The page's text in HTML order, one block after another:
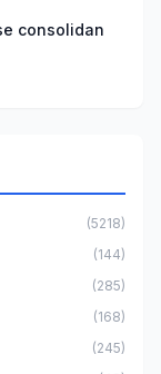
consolidan
(5218)
(144)
(285)
(168)
(245)